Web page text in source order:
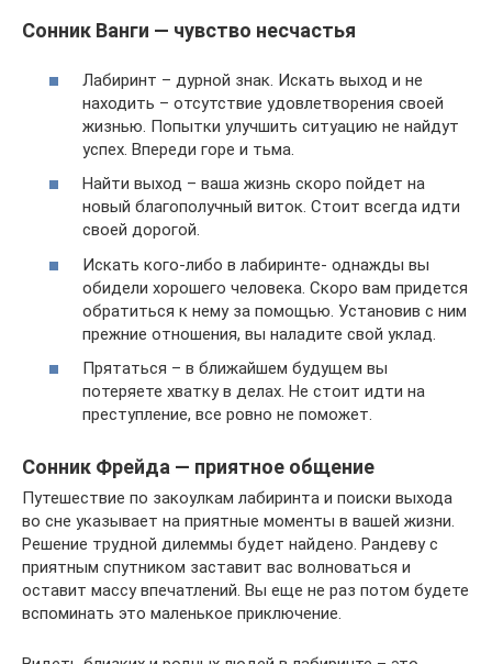
Сонник Ванги — чувство несчастья
Лабиринт – дурной знак. Искать выход и не
находить – отсутствие удовлетворения своей
жизнью. Попытки улучшить ситуацию не найдут
успех. Впереди горе и тьма.
Найти выход – ваша жизнь скоро пойдет на
новый благополучный виток. Стоит всегда идти
своей дорогой.
Искать кого-либо в лабиринте- однажды вы
обидели хорошего человека. Скоро вам придется
обратиться к нему за помощью. Установив с ним
прежние отношения, вы наладите свой уклад.
Прятаться – в ближайшем будущем вы
потеряете хватку в делах. Не стоит идти на
преступление, все ровно не поможет.
Сонник Фрейда — приятное общение
Путешествие по закоулкам лабиринта и поиски выхода
во сне указывает на приятные моменты в вашей жизни.
Решение трудной дилеммы будет найдено. Рандеву с
приятным спутником заставит вас волноваться и
оставит массу впечатлений. Вы еще не раз потом будете
вспоминать это маленькое приключение.